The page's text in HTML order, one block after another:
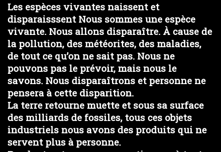
Les espèces vivantes naissent et
disparaisssent Nous sommes une espèce
vivante. Nous allons disparaître. À cause de
la pollution, des météorites, des maladies,
de tout ce qu’on ne sait pas. Nous ne
pouvons pas le prévoir, mais nous le
savons. Nous disparaîtrons et personne ne
pensera à cette disparition.
La terre retourne muette et sous sa surface
des milliards de fossiles, tous ces objets
industriels nous avons des produits qui ne
servent plus à personne.